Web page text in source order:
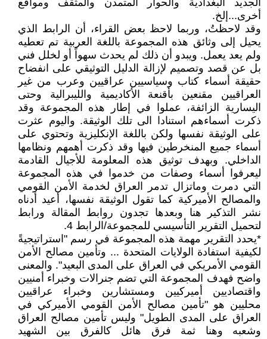
الجديد البغدادية والحوار المتمدن والمثقف ومواقع
أخرى...إلخ.
وقد لاحظتُ، وربما لاحظ بعض القراء، أن الرابط الذي
يحيل إلى وثائق هذه المجموعة باللغة العربية تم تعطيه
ولم يعد يعمل. ويبدو أن ذلك لم يحدث سهواً أو لخلل فني
بل عن قصد وتصميم لإزالة الدليل التوثيقي على انفضاح
حقيقة أسماء كتاب وسياسيين عراقيين وعرب من غير
العراقيين مقنعين بأقنعة الأكاديمية والليبرالية وحتى
اليسارية الزائفة، عملوا في إطار هذه المجموعة وقد
ذكرت أسماءهم استنادا الى تلك الوثيقة. واليوم عثرت
على الوثيقة نفسها ولكن باللغة الإنكليزية وتحتوي على
أسماء جميع المنخرطين فيها وقد ذكرت أهمهم ونظامها
الداخلي. وبهدف توثيق هذه المعلومة للأجيال القادمة
ليعرفوا أسماء وصفات من خدموا في هذه المجموعة
التي دمرت وماتزال تدمر العراق لخدمة الأمن القومي
والمصالح الأميركية كما تقول الوثيقة نفسها، أعيد أدناه
نشر التذكير هنا وبعدها تجدون روابط المقالة ورابط
لتحميل التقرير التأسيسي للمجموعة/الرابط 4.
*يحدد التقرير مهمة هذه المجموعة في رسم "استراتيجيةً
لكيفية استفادة الولايات المتحدة ... وتأمين مصالح الأمن
القومي الأمريكي في العراق على المدى البعيد". والمعنى
واضح فهدف المجموعة التي تضم جنرالات وخبراء أمنيين
واقتصاديين أميركيين ومستشارين وخبراء عراقيين
محليين هو "تأمين مصالح الأمن القومي الأميركي في
العراق على المدى الطويل" وليس تأمين مصالح العراق
وشعبه وهنا ثمة فرق هائل كالفرق بين الشهيد